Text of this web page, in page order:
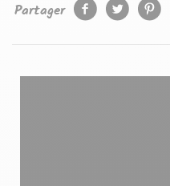
Partager